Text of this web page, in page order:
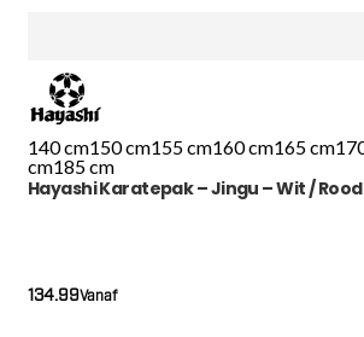
140 cm150 cm155 cm160 cm165 cm
cm185 cm
Hayashi Karatepak – Jingu – Wit / Rood
Vanaf
134.99